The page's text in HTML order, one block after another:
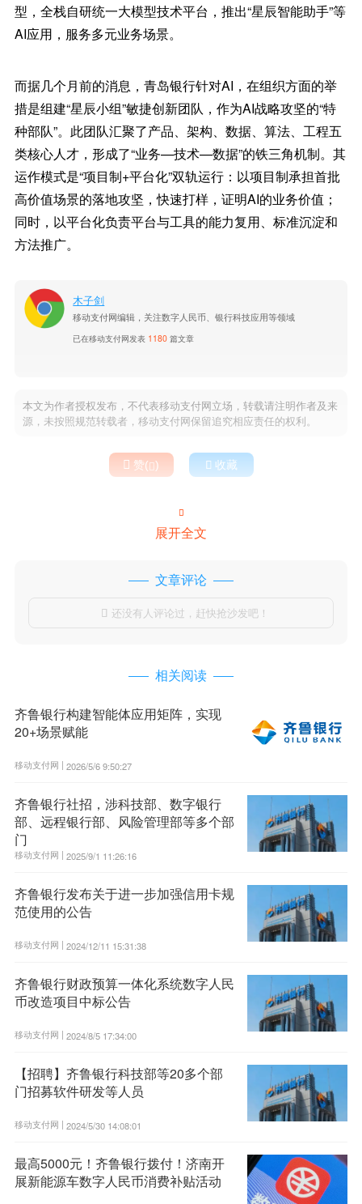
型，全栈自研统一大模型技术平台，推出“星辰智能助手”等
AI应用，服务多元业务场景。
而据几个月前的消息，青岛银行针对AI，在组织方面的举
措是组建“星辰小组”敏捷创新团队，作为AI战略攻坚的“特
种部队”。此团队汇聚了产品、架构、数据、算法、工程五
类核心人才，形成了“业务—技术—数据”的铁三角机制。其
运作模式是“项目制+平台化”双轨运行：以项目制承担首批
高价值场景的落地攻坚，快速打样，证明AI的业务价值；
同时，以平台化负责平台与工具的能力复用、标准沉淀和
方法推广。
木子剑
移动支付网编辑，关注数字人民币、银行科技应用等领域
已在移动支付网发表 1180 篇文章
本文为作者授权发布，不代表移动支付网立场，转载请注明作者及来
源，未按照规范转载者，移动支付网保留追究相应责任的权利。
 赞()  收藏

展开全文
文章评论
 还没有人评论过，赶快抢沙发吧！
相关阅读
齐鲁银行构建智能体应用矩阵，实现
20+场景赋能
移动支付网 | 2026/5/6 9:50:27
齐鲁银行社招，涉科技部、数字银行
部、远程银行部、风险管理部等多个部
门
移动支付网 | 2025/9/1 11:26:16
齐鲁银行发布关于进一步加强信用卡规
范使用的公告
移动支付网 | 2024/12/11 15:31:38
齐鲁银行财政预算一体化系统数字人民
币改造项目中标公告
移动支付网 | 2024/8/5 17:34:00
【招聘】齐鲁银行科技部等20多个部
门招募软件研发等人员
移动支付网 | 2024/5/30 14:08:01
最高5000元！齐鲁银行拨付！济南开
展新能源车数字人民币消费补贴活动